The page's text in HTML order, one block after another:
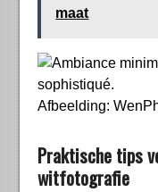
maat
Afbeelding:
Praktische tips
witfotografie